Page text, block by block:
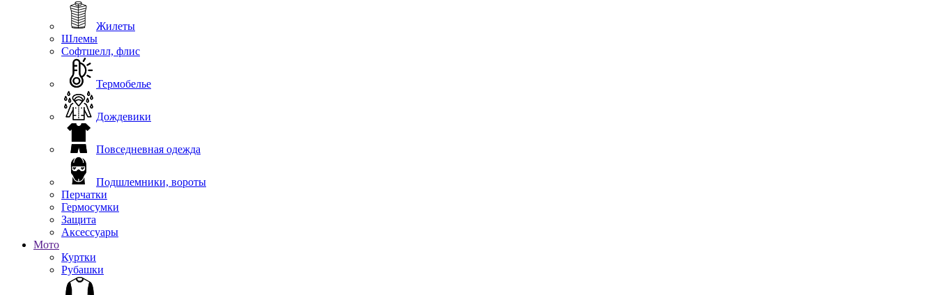
Жилеты
Шлемы
Софтшелл, флис
Термобелье
Дождевики
Повседневная одежда
Подшлемники, вороты
Перчатки
Гермосумки
Защита
Аксессуары
Мото
Куртки
Рубашки